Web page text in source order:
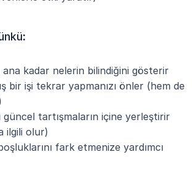
ana kadar nelerin bilindiğini gösterir
bir işi tekrar yapmanızı önler (hem de
güncel tartışmaların içine yerleştirir
ilgili olur)
fark etmenize yardımcı